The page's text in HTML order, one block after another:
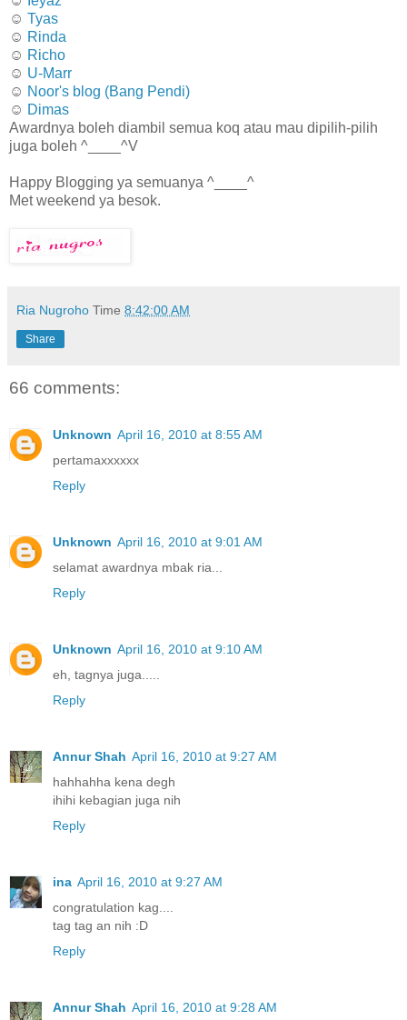
☺ Tyas
☺ Rinda
☺ Richo
☺ U-Marr
☺ Noor's blog (Bang Pendi)
☺ Dimas
Awardnya boleh diambil semua koq atau mau dipilih-pilih
juga boleh ^____^V
Happy Blogging ya semuanya ^____^
Met weekend ya besok.
Ria Nugroho Time 8:42:00 AM
Share
66 comments:
Unknown April 16, 2010 at 8:55 AM
pertamaxxxxxx
Reply
Unknown April 16, 2010 at 9:01 AM
selamat awardnya mbak ria...
Reply
Unknown April 16, 2010 at 9:10 AM
eh, tagnya juga.....
Reply
Annur Shah April 16, 2010 at 9:27 AM
hahhahha kena degh
ihihi kebagian juga nih
Reply
ina April 16, 2010 at 9:27 AM
congratulation kag....
tag tag an nih :D
Reply
Annur Shah April 16, 2010 at 9:28 AM